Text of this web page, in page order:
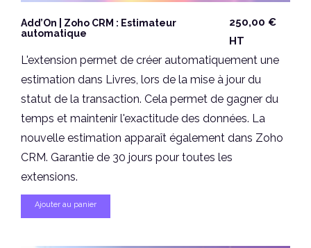
Add’On | Zoho CRM : Estimateur
automatique
250,00€
HT
L'extension permet de créer automatiquement une
estimation dans Livres, lors de la mise à jour du
statut de la transaction. Cela permet de gagner du
temps et maintenir l'exactitude des données. La
nouvelle estimation apparaît également dans Zoho
CRM. Garantie de 30 jours pour toutes les
extensions.
Ajouter au panier